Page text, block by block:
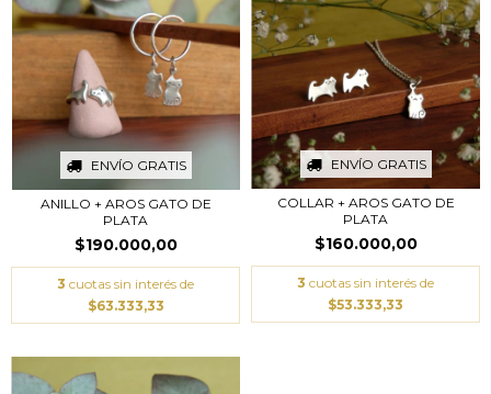
ENVÍO GRATIS
ANILLO + AROS GATO DE
PLATA
$190.000,00
3 cuotas sin interés de
$63.333,33
ENVÍO GRATIS
COLLAR + AROS GATO DE
PLATA
$160.000,00
3 cuotas sin interés de
$53.333,33